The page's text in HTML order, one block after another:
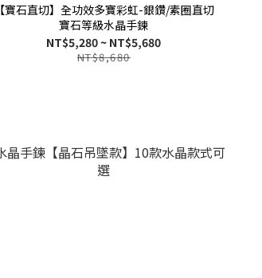
【寶石直切】全功效多寶彩虹-銀鑽/素圈直切
寶石等級水晶手鍊
NT$5,280 ~ NT$5,680
NT$8,680